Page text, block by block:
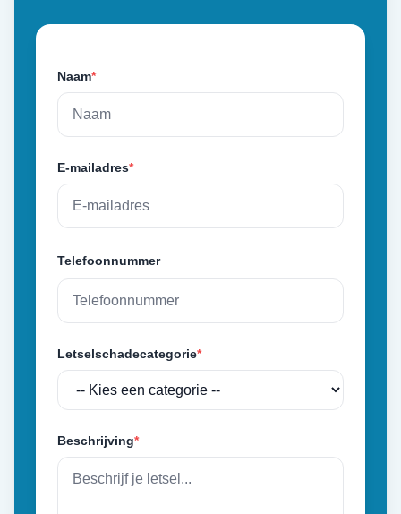
Naam*
E-mailadres*
Telefoonnummer
Letselschadecategorie*
Beschrijving*